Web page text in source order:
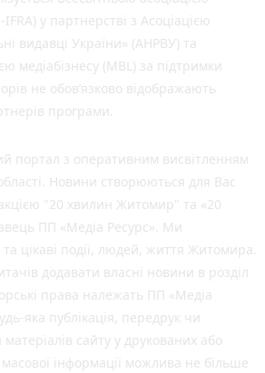
у партнерстві з Асоціацією
видавці України» (АНРВУ) та
медіабізнесу (MBL) за підтримки
не обов’язково відображають
програми.
портал з оперативним висвітленням
Новини створюються для Вас
"20 хвилин Житомир" та «20
ПП «Медіа Ресурс». Ми
цікаві події, людей, життя Житомира.
додавати власні новини в розділ
права належать ПП «Медіа
яка публiкацiя, передрук чи
сайту у друкованих або
інформації можлива не більше